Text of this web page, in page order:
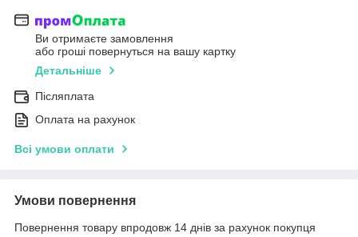
Ви отримаєте замовлення
або гроші повернуться на вашу картку
Детальніше
Післяплата
Оплата на рахунок
Всі умови оплати
Умови повернення
Повернення товару впродовж 14 днів за рахунок покупця